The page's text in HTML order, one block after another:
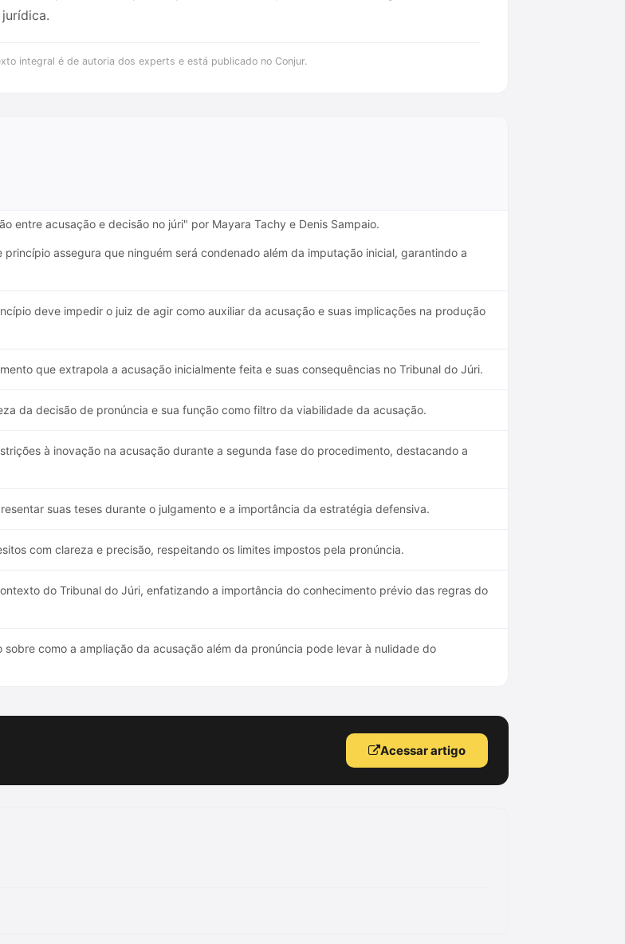
integral é de autoria dos experts e está publicado no Conjur.
entre acusação e decisão no júri" por Mayara Tachy e Denis Sampaio.
princípio assegura que ninguém será condenado além da imputação inicial, garantindo a
deve impedir o juiz de agir como auxiliar da acusação e suas implicações na produção
que extrapola a acusação inicialmente feita e suas consequências no Tribunal do Júri.
da decisão de pronúncia e sua função como filtro da viabilidade da acusação.
à inovação na acusação durante a segunda fase do procedimento, destacando a
suas teses durante o julgamento e a importância da estratégia defensiva.
com clareza e precisão, respeitando os limites impostos pela pronúncia.
do Tribunal do Júri, enfatizando a importância do conhecimento prévio das regras do
sobre como a ampliação da acusação além da pronúncia pode levar à nulidade do
Acessar artigo